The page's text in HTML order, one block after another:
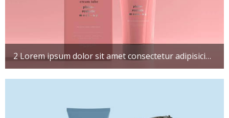
2 Lorem ipsum dolor sit amet consectetur adipisicing elit. Maxime mollitia, molestiae quas vel sint commodi repudiandae consequuntur voluptatum laborum numquam blanditiis harum quisquam